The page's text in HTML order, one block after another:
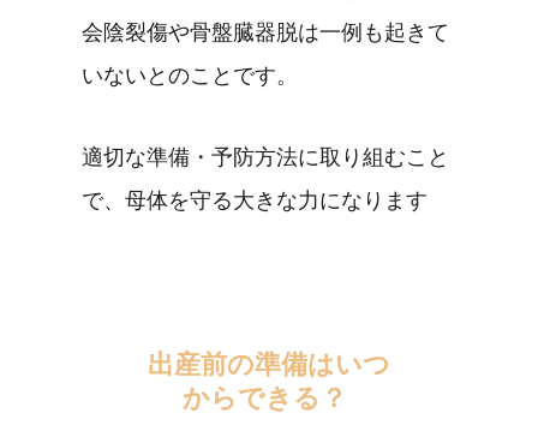
会陰裂傷や骨盤臓器脱は一例も起きて
いないとのことです。
適切な準備・予防方法に取り組むこと
で、母体を守る大きな力になります
出産前の準備はいつ
からできる？